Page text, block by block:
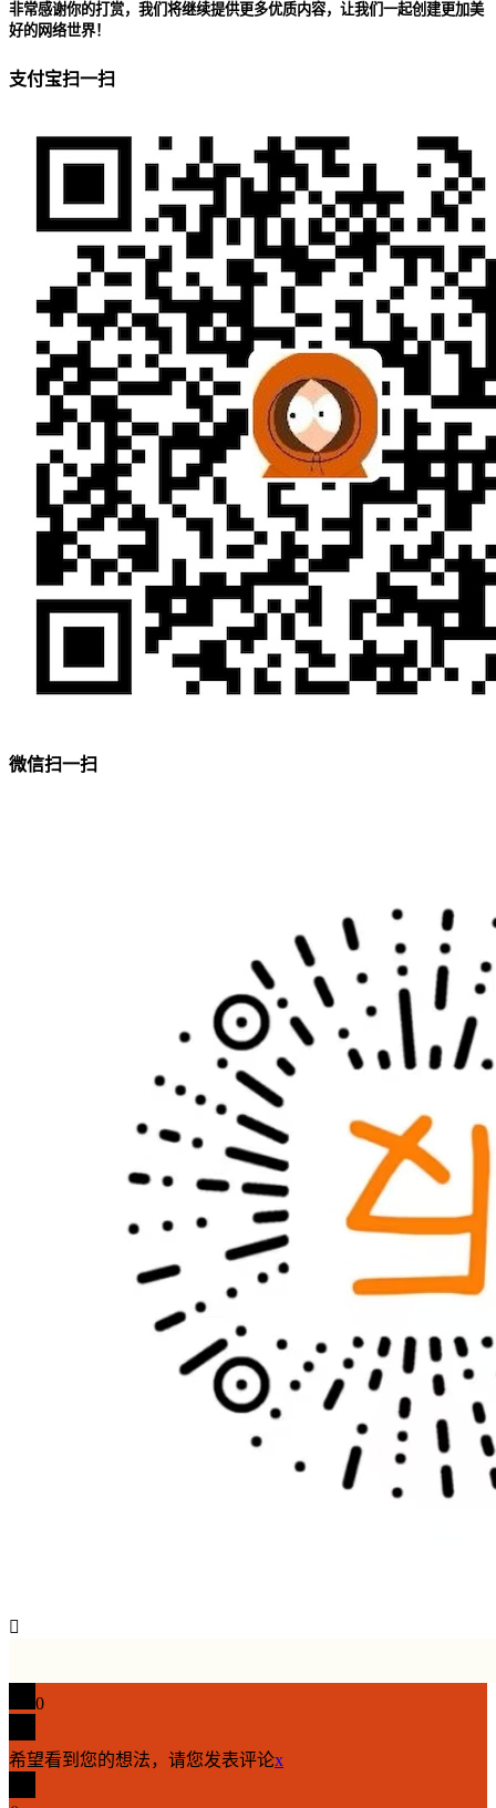
非常感谢你的打赏，我们将继续提供更多优质内容，让我们一起创建更加美
好的网络世界！
支付宝扫一扫
微信扫一扫

0
希望看到您的想法，请您发表评论x